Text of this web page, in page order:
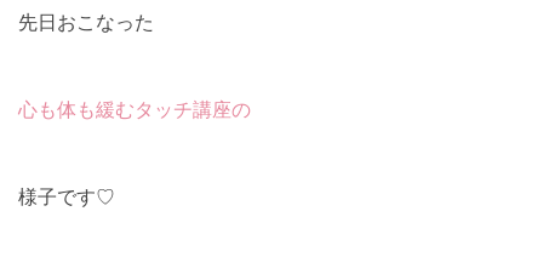
先日おこなった
心も体も緩むタッチ講座の
様子です♡